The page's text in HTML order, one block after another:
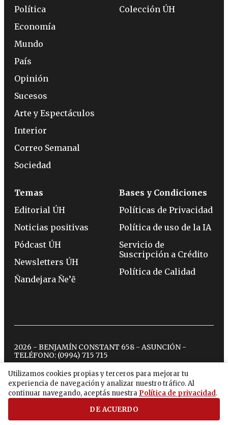
Utilizamos cookies propias y terceros para mejorar tu
experiencia de navegación y analizar nuestro tráfico. Al
continuar navegando, aceptás nuestra Política de privacidad.
DE ACUERDO
Política
Economía
Mundo
País
Opinión
Sucesos
Arte y Espectáculos
Interior
Correo Semanal
Sociedad
Colección ÚH
Temas
Editorial ÚH
Noticias positivas
Pódcast ÚH
Newsletters ÚH
Ñandejara Ñe’ẽ
Bases y Condiciones
Políticas de Privacidad
Política de uso de la IA
Servicio de
Suscripción a Crédito
Política de Calidad
2026 - BENJAMÍN CONSTANT 658 - ASUNCIÓN -
TELÉFONO: (0994) 715 715
twitterinstagram
facebook
tiktokyoutubespotify